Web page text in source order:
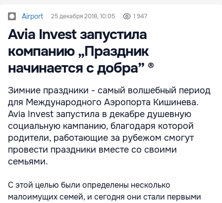
Airport 25 декабря 2018, 10:05 1 947
Avia Invest запустила
компанию „Праздник
начинается с добра” ®
Зимние праздники - самый волшебный период
для Международного Аэропорта Кишинева.
Avia Invest запустила в декабре душевную
социальную кампанию, благодаря которой
родители, работающие за рубежом смогут
провести праздники вместе со своими
семьями.
С этой целью были определены несколько
малоимущих семей, и сегодня они стали первыми